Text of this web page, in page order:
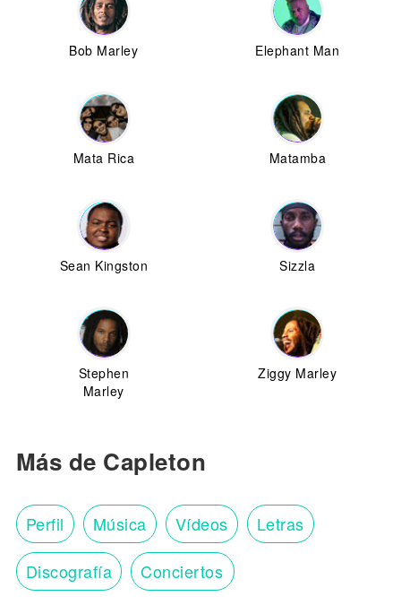
Bob Marley Elephant Man
Mata Rica Matamba
Sean Kingston Sizzla
Stephen
Marley
Ziggy Marley
Más de Capleton
Perfil Música Vídeos Letras
Discografía Conciertos